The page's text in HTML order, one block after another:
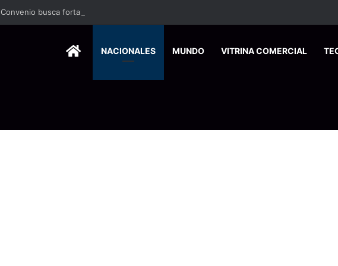
Convenio busca fortalecer los servicios para turistas en puestos fronterizos
HOMENACIONALES MUNDO VITRINA COMERCIAL